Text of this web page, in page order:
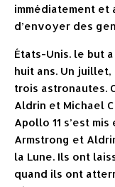
immédiatement et
d’envoyer des
États-Unis. le but
huit ans. Un juillet,
trois astronautes.
Aldrin et Michael
Apollo 11 s’est
Armstrong et
la Lune. Ils ont
quand ils ont